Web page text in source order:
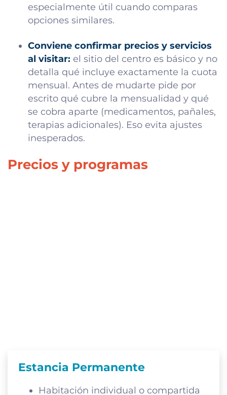
especialmente útil cuando comparas
opciones similares.
Conviene confirmar precios y servicios
al visitar: el sitio del centro es básico y no
detalla qué incluye exactamente la cuota
mensual. Antes de mudarte pide por
escrito qué cubre la mensualidad y qué
se cobra aparte (medicamentos, pañales,
terapias adicionales). Eso evita ajustes
inesperados.
Precios y programas
Estancia Permanente
Habitación individual o compartida